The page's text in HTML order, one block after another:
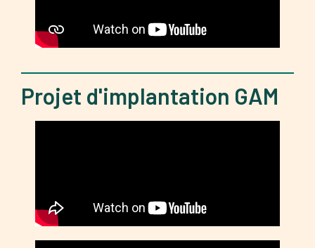
Projet d'implantation GAM